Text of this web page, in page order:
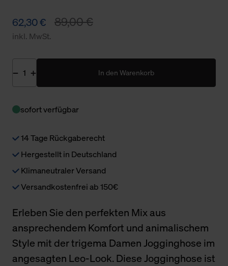
62,30 € 89,00 €
inkl. MwSt.
In den Warenkorb
sofort verfügbar
14 Tage Rückgaberecht
Hergestellt in Deutschland
Klimaneutraler Versand
Versandkostenfrei ab 150€
Erleben Sie den perfekten Mix aus
ansprechendem Komfort und animalischem
Style mit der trigema Damen Jogginghose im
angesagten Leo-Look. Diese Jogginghose ist